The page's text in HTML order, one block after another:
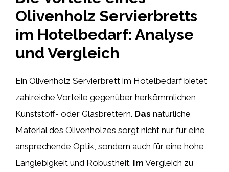
Olivenholz Servierbretts
im Hotelbedarf: Analyse
und Vergleich
Ein Olivenholz Servierbrett im Hotelbedarf bietet
zahlreiche Vorteile gegenüber herkömmlichen
Kunststoff- oder Glasbrettern. Das natürliche
Material des Olivenholzes sorgt nicht nur für eine
ansprechende Optik, sondern auch für eine hohe
Langlebigkeit und Robustheit. Im Vergleich zu